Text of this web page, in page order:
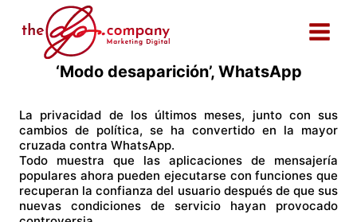
contenido
‘Modo desaparición’, WhatsApp
La privacidad de los últimos meses, junto con sus
cambios de política, se ha convertido en la mayor
cruzada contra WhatsApp.
Todo muestra que las aplicaciones de mensajería
populares ahora pueden ejecutarse con funciones que
recuperan la confianza del usuario después de que sus
nuevas condiciones de servicio hayan provocado